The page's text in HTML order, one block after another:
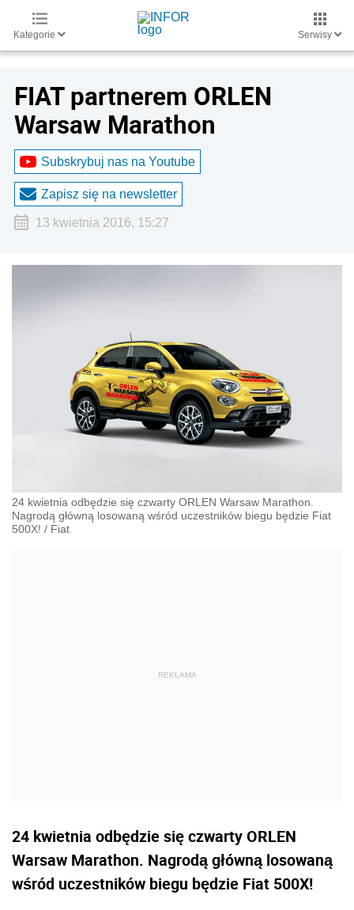
Kategorie Serwisy
FIAT partnerem ORLEN
Warsaw Marathon
Subskrybuj nas na Youtube
Zapisz się na newsletter
13 kwietnia 2016, 15:27
24 kwietnia odbędzie się czwarty ORLEN Warsaw Marathon.
Nagrodą główną losowaną wśród uczestników biegu będzie Fiat
500X! / Fiat
24 kwietnia odbędzie się czwarty ORLEN
Warsaw Marathon. Nagrodą główną losowaną
wśród uczestników biegu będzie Fiat 500X!